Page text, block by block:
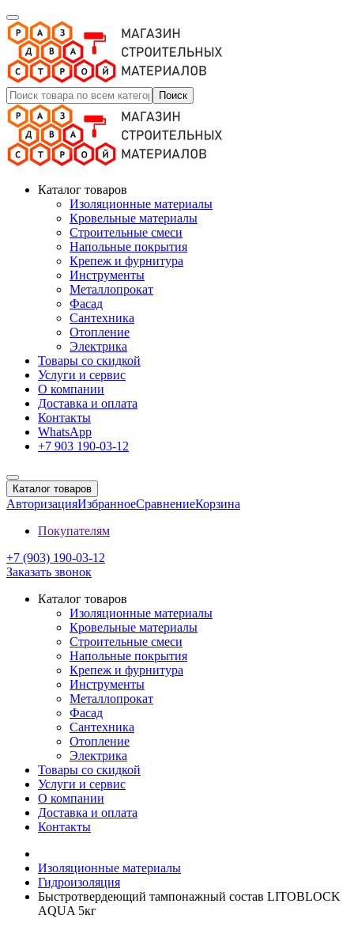
Поиск
Каталог товаров
Изоляционные материалы
Кровельные материалы
Строительные смеси
Напольные покрытия
Крепеж и фурнитура
Инструменты
Металлопрокат
Фасад
Сантехника
Отопление
Электрика
Товары со скидкой
Услуги и сервис
О компании
Доставка и оплата
Контакты
WhatsApp
+7 903 190-03-12
Каталог товаров
АвторизацияИзбранноеСравнениеКорзина
Покупателям
+7 (903) 190-03-12
Заказать звонок
Каталог товаров
Изоляционные материалы
Кровельные материалы
Строительные смеси
Напольные покрытия
Крепеж и фурнитура
Инструменты
Металлопрокат
Фасад
Сантехника
Отопление
Электрика
Товары со скидкой
Услуги и сервис
О компании
Доставка и оплата
Контакты
Изоляционные материалы
Гидроизоляция
Быстротвердеющий тампонажный состав LITOBLOCK
AQUA 5кг